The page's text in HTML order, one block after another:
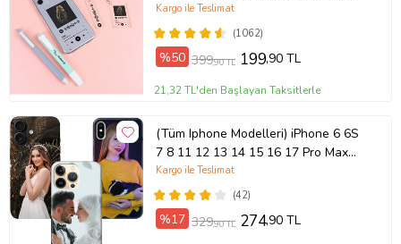
(1062)
Kargo ile Teslimat
%50 399,90 TL 199,90 TL
21,32 TL'den Başlayan Taksitlerle
(Tüm Iphone Modelleri) iPhone 6 6S
7 8 11 12 13 14 15 16 17 Pro Max
Plus Mini Kişiye Özel Resimli
Fotoğraflı Kılıf(42)
Kargo ile Teslimat
%17 329,90 TL 274,90 TL